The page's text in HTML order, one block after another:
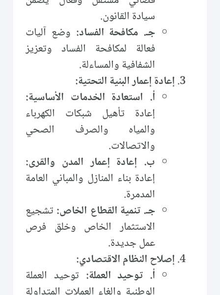
سيادة القانون.
جـ. مكافحة الفساد: وضع آليات
فعالة لمكافحة الفساد وتعزيز
الشفافية والمساءلة.
إعادة إعمار البنية التحتية:
أ. استعادة الخدمات الأساسية:
إعادة تأهيل شبكات الكهرباء
والمياه والصرف الصحي
والاتصالات.
ب. إعادة إعمار المدن والقرى:
إعادة بناء المنازل والمباني العامة
المدمرة.
جـ. تنمية القطاع الخاص: تشجيع
الاستثمار الخاص وخلق فرص
عمل جديدة.
إصلاح النظام الاقتصادي:
أ. توحيد العملة: توحيد العملة